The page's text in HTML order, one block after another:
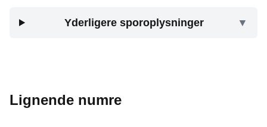
Yderligere sporoplysninger ▼
Lignende numre